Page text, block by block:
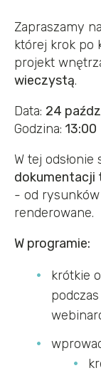
Zapraszamy na
której krok po
projekt
wieczystą.
Data: 24
Godzina: 13:00
W tej
dokumentacji
- od
renderowane.
W programie:
krótkie